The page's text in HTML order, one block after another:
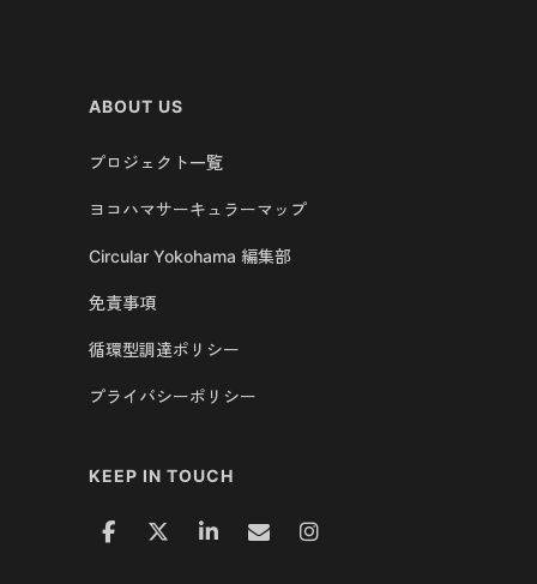
ABOUT US
プロジェクト一覧
ヨコハマサーキュラーマップ
Circular Yokohama 編集部
免責事項
循環型調達ポリシー
プライバシーポリシー
KEEP IN TOUCH